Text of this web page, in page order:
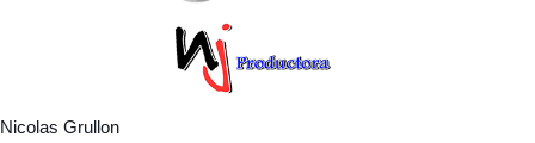
Nicolas Grullon